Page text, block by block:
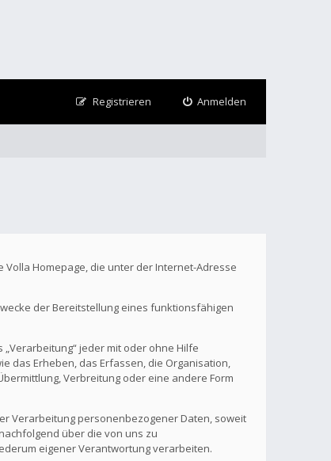
Anmelden
Registrieren
Volla Homepage, die unter der Internet-Adresse
der Bereitstellung eines funktionsfähigen
„Verarbeitung“ jeder mit oder ohne Hilfe
das Erheben, das Erfassen, die Organisation,
Verbreitung oder eine andere Form
Verarbeitung personenbezogener Daten, soweit
über die von uns zu
eigener Verantwortung verarbeiten.